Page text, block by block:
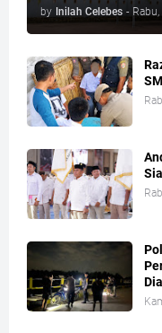
by Inilah Celebes -